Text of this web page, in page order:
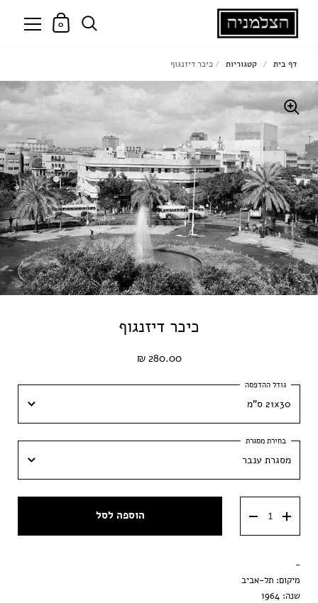
0
כיכר דיזנגוף
280.00 ₪
21x30 ס"מ
21x30 ס"מ
30x42 ס״מ
40x60 ס״מ
50x70 ס״מ
מסגרת ענבר
מסגרת שחורה
הדפסה בלבד
הוספה לסל
-
מיקום: תל-אביב
שנה: 1964
דף בית / קטגוריות / כיכר דיזנגוף